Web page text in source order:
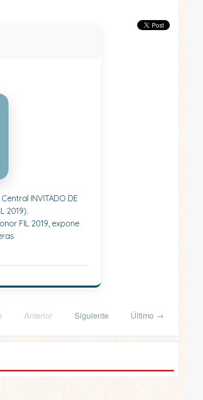
INVITADO DE
2019).
FIL 2019, expone
Anterior Siguiente Último →